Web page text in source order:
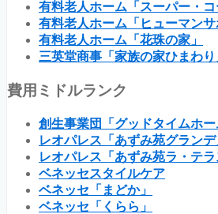
有料老人ホーム「スーパー・コ
有料老人ホーム「ヒューマンサ
有料老人ホーム「花珠の家」
三英堂商事「家族の家ひまわり
費用ミドルランク
創生事業団「グッドタイムホー
レオパレス「あずみ苑グランデ
レオパレス「あずみ苑ラ・テラ
ベネッセスタイルケア
ベネッセ「まどか」
ベネッセ「くらら」